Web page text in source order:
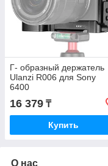
Г- образный держатель
Ulanzi R006 для Sony
6400
16 379 ₸
Купить
О нас